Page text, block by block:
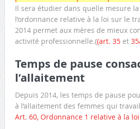
Il sera étudier dans quelle mesure
l’ordonnance relative à la loi sur le
2014 permet aux mères de mieux
activité professionnelle.((art. 35 et
Temps de pause
l’allaitement
Depuis 2014, les temps de pause
à l’allaitement des femmes qui
Art. 60, Ordonnance 1 relative à la